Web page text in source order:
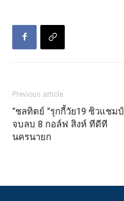
Previous article
“ชลทิตย์ “รุกกี้วัย19 ซิวแชมป์
จบลบ 8 กอล์ฟ สิงห์ ทีดีที
นครนายก